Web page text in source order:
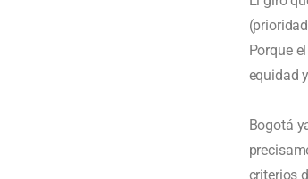
Porque
equidad
Bogotá
criterios